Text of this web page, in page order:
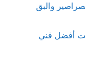
والبق
أفضل فني